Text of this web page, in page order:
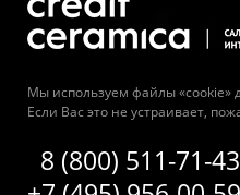
Мы используем файлы «cookie»
Если Вас это не устраивает,
8 (800) 511-71-43